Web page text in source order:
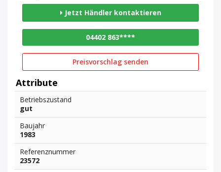
Jetzt Händler kontaktieren
04402 863****
Preisvorschlag senden
Attribute
Betriebszustand
gut
Baujahr
1983
Referenznummer
23572